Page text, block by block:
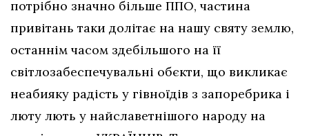
потрібно значно більше ППО, частина
привітань таки долітає на нашу святу землю,
останнім часом здебільшого на її
світлозабеспечувальні обєкти, що викликає
неабияку радість у гівноїдів з запоребрика і
люту лють у найславетнішого народу на